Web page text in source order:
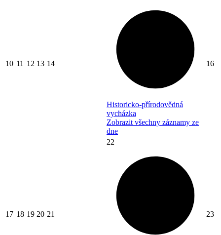
10 11 12 13 14
Historicko-přírodovědná
vycházka
Zobrazit všechny záznamy ze
dne
16
17 18 19 20 21
22
23